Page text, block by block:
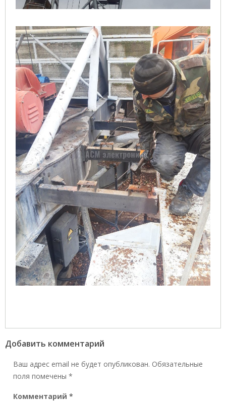
Добавить комментарий
Ваш адрес email не будет опубликован. Обязательные
поля помечены *
Комментарий *